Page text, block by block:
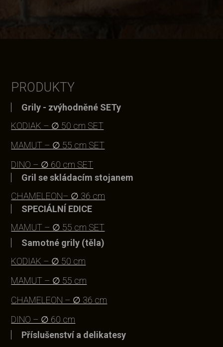
PRODUKTY
Grily - zvýhodněné SETy
KODIAK – ∅ 50 cm SET
MAMUT – ∅ 55 cm SET
DINO – ∅ 60 cm SET
Gril se skládacím stojanem
CHAMELEON– ∅ 36 cm
SPECIÁLNÍ EDICE
MAMUT – ∅ 55 cm SET
Samotné grily (těla)
KODIAK – ∅ 50 cm
MAMUT – ∅ 55 cm
CHAMELEON – ∅ 36 cm
DINO – ∅ 60 cm
Příslušenství a delikatesy